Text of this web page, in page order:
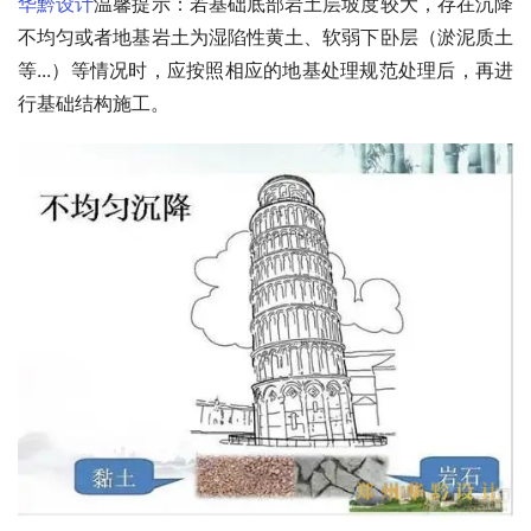
不均匀或者地基岩土为湿陷性黄土、软弱下卧层（淤泥质土
等...）等情况时，应按照相应的地基处理规范处理后，再进
行基础结构施工。